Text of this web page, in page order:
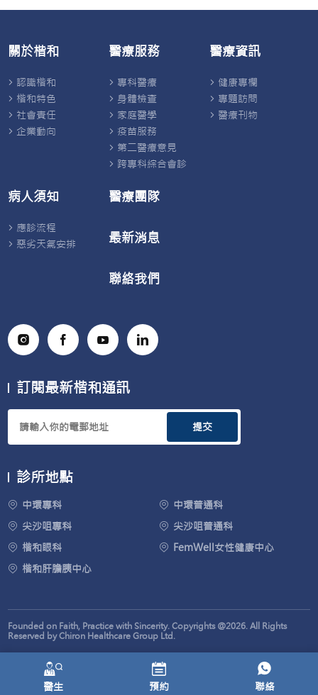
嚴重者會影響心臟功能，甚
關於楷和
認識楷和
楷和特色
社會責任
企業動向
醫療服務
專科醫療
身體檢查
家庭醫學
疫苗服務
第二醫療意見
跨專科綜合會診
醫療資訊
健康專欄
專題訪問
醫療刊物
病人須知
應診流程
惡劣天氣安排
醫療團隊
最新消息
聯絡我們
訂閱最新楷和通訊
提交
診所地點
中環專科
中環普通科
尖沙咀專科
尖沙咀普通科
楷和眼科
FemWell女性健康中心
楷和肝膽胰中心
Founded on Faith, Practice with Sincerity. Copyrights @2026. All Rights
Reserved by Chiron Healthcare Group Ltd.
醫生 預約 聯絡